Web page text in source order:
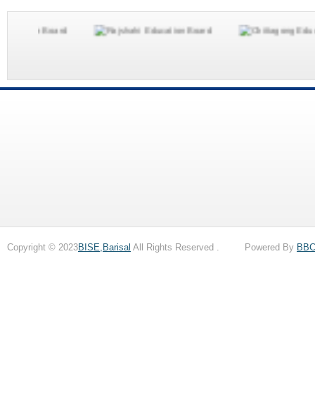
Copyright © 2023BISE,Barisal All Rights Reserved . Powered By